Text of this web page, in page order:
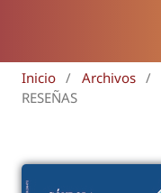
Inicio / Archivos /
RESEÑAS